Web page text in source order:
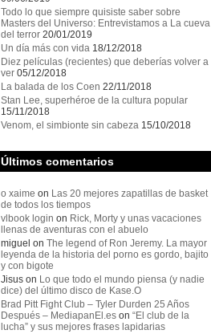
Todo lo que siempre quisiste saber sobre
Masters del Universo: Entrevistamos a La cueva
del terror 20/01/2019
Un día más con vida 18/12/2018
Diez películas (recientes) que deberías volver a
ver 05/12/2018
La balada de los Coen 22/11/2018
Stan Lee, superhéroe de la cultura popular
15/11/2018
Venom, el simbionte sin cabeza 15/10/2018
Últimos comentarios
o xaime on Las 20 mejores zapatillas de basket
de todos los tiempos
vlbook login on Rick, Morty y unas vacaciones
llenas de aventuras con el abuelo
miguel on The legend of Ron Jeremy. La mayor
leyenda de la historia del porno es gordo, bajito
y con bigote
Jisuson Lo que todo el mundo piensa (y nadie
dice) del último disco de Kase.O
Brad Pitt Fight Club – Tyler Durden 25 Años
Después – MediapanEl.eson “El club de la
lucha” y sus mejores frases lapidarias